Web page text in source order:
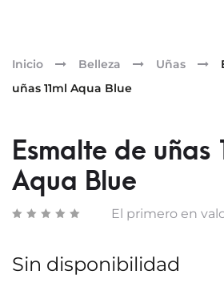
Inicio Belleza Uñas
uñas 11ml Aqua Blue
Esmalte de uñas
Aqua Blue
El primero en
Sin disponibilidad